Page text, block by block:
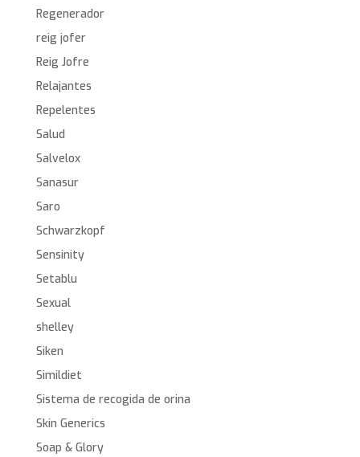
Regenerador
reig jofer
Reig Jofre
Relajantes
Repelentes
Salud
Salvelox
Sanasur
Saro
Schwarzkopf
Sensinity
Setablu
Sexual
shelley
Siken
Simildiet
Sistema de recogida de orina
Skin Generics
Soap & Glory